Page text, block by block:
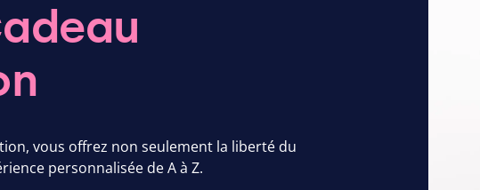
vous offrez non seulement la liberté du
personnalisée de A à Z.